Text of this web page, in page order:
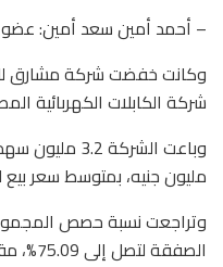
– أحمد أمين سعد أمين:
وكانت خفضت شركة مشارق
شركة الكابلات الكهربائية المصرية من
مليون جنيه، بمتوسط سعر بيع للسهم
وتراجعت نسبة حصص
الصفقة لتصل إلى 75.09%، مقارنة بنحو 75.1% قبل التنفيذ.